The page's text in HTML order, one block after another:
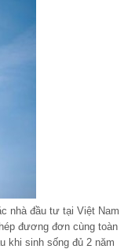
nhà đầu tư tại Việt Nam
đương đơn cùng toàn
khi sinh sống đủ 2 năm